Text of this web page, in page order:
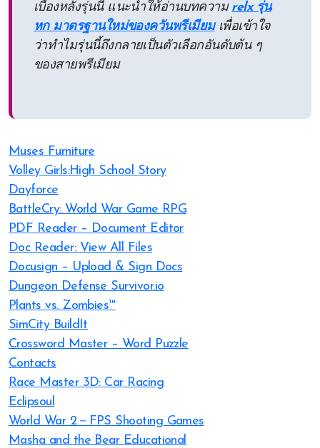
เบื้องหลังรุ่นนี้ แนะนำให้อ่านบทความ relx รุ่น
หก มาตรฐานใหม่ของควันพรีเมียมเพื่อเข้าใจ
ว่าทำไมรุ่นนี้ถึงกลายเป็นตัวเลือกอันดับต้น ๆ
ของสายพรีเมียม
Muses Furniture
Volley Girls:High School Story
Dayforce
BattleCry: World War Game RPG
PDF Reader – Document Editor
Doc Reader: View All Files
Docusign – Upload & Sign Docs
Dungeon Defense Survivor.io
Plants vs. Zombies™
SimCity BuildIt
Crossword Master – Word Puzzle
Contacts
Race Master 3D: Car Racing
Eclipsoul
World War 2－FPS Shooting Games
Masha and the Bear Educational